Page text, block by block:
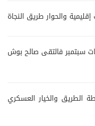
والحوار طريق النجاة
سبتمبر فالتقى صالح بوش
الطريق والخيار العسكري